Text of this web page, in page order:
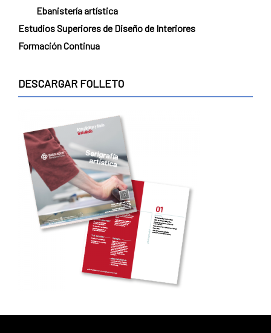
Ebanistería artística
Estudios Superiores de Diseño de Interiores
Formación Continua
DESCARGAR FOLLETO